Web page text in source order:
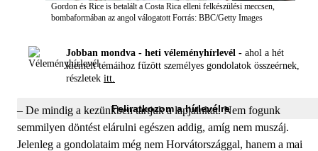
Gordon és Rice is betalált a Costa Rica elleni felkészülési meccsen,
bombaformában az angol válogatottForrás: BBC/Getty Images
Jobban mondva - heti véleményhírlevél - ahol a hét
kiemelt témáihoz fűzött személyes gondolatok összeérnek,
részletek itt.
Feliratkozom a hírlevélre
– De mindig a kezünkben tartjuk a lapjainkat. Nem fogunk
semmilyen döntést elárulni egészen addig, amíg nem muszáj.
Jelenleg a gondolataim még nem Horvátországgal, hanem a mai